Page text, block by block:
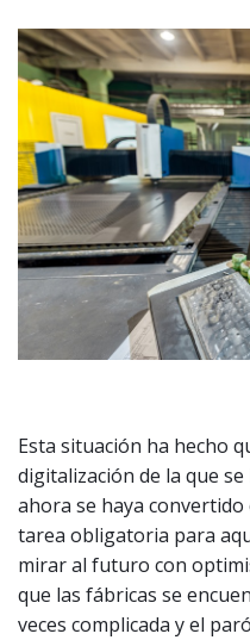
Esta situación ha hecho
digitalización de la que
ahora se haya
tarea obligatoria para
mirar al futuro con
que las fábricas se
veces complicada y el